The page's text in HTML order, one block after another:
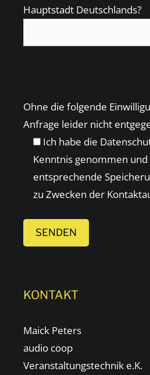
Hauptstadt Deutschlands?
dieses
Feld
leer.
lasse
dieses
Feld
leer.
Ohne die folgende
Anfrage leider nicht
Ich habe die
Kenntnis genommen
entsprechende
zu Zwecken der
KONTAKT
Maick Peters
audio coop
Veranstaltungstechnik e.K.